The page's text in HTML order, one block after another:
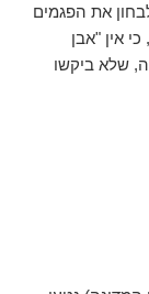
את הפגמים
אין "אבן
שלא ביקשו